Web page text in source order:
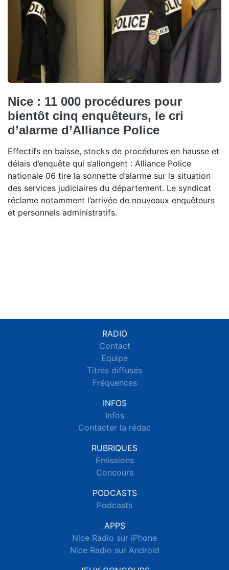
Nice : 11 000 procédures pour
bientôt cinq enquêteurs, le cri
d’alarme d’Alliance Police
Effectifs en baisse, stocks de procédures en hausse et
délais d’enquête qui s’allongent : Alliance Police
nationale 06 tire la sonnette d’alarme sur la situation
des services judiciaires du département. Le syndicat
réclame notamment l’arrivée de nouveaux enquêteurs
et personnels administratifs.
RADIO
Contact
Equipe
Titres diffusés
Fréquences
INFOS
Infos
Contacter la rédac
RUBRIQUES
Emissions
Concours
PODCASTS
Podcasts
APPS
Nice Radio sur iPhone
Nice Radio sur Android